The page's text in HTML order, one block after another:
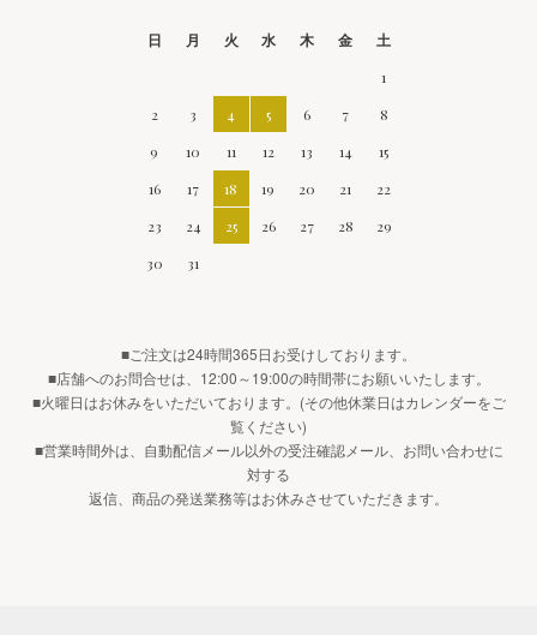
日 月 火 水 木 金
土
1
2
3 4 5 6 7
8
9
10 11 12 13 14
15
16
17 18 19 20 21
22
23
24 25 26 27 28
29
30
31
■ご注文は24時間365日お受けしております。
■店舗へのお問合せは、12:00～19:00の時間帯にお願いいたします。
■火曜日はお休みをいただいております。(その他休業日はカレンダーをご
覧ください)
■営業時間外は、自動配信メール以外の受注確認メール、お問い合わせに
対する
返信、商品の発送業務等はお休みさせていただきます。